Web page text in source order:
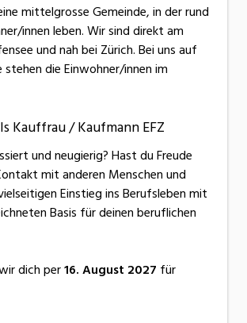
mittelgrosse Gemeinde, in der rund
innen leben. Wir sind direkt am
und nah bei Zürich. Bei uns auf
stehen die Einwohner/innen im
Kauffrau / Kaufmann EFZ
und neugierig? Hast du Freude
mit anderen Menschen und
Einstieg ins Berufsleben mit
Basis für deinen beruflichen
dich per16. August 2027 für